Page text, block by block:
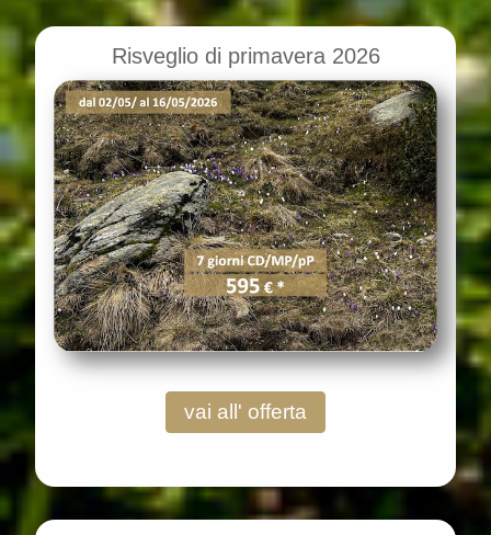
Risveglio di primavera 2026
vai all' offerta